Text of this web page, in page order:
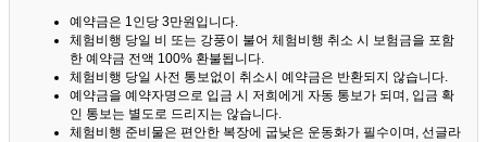
예약금은 1인당 3만원입니다.
체험비행 당일 비 또는 강풍이 불어 체험비행 취소 시 보험금을 포함
한 예약금 전액 100% 환불됩니다.
체험비행 당일 사전 통보없이 취소시 예약금은 반환되지 않습니다.
예약금을 예약자명으로 입금 시 저희에게 자동 통보가 되며, 입금 확
인 통보는 별도로 드리지는 않습니다.
체험비행 준비물은 편안한 복장에 굽낮은 운동화가 필수이며, 선글라